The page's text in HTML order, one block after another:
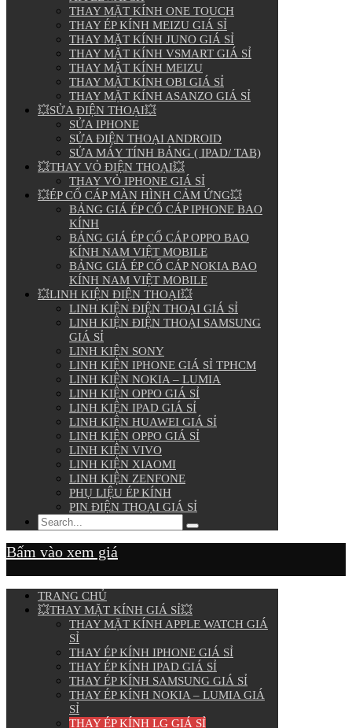
THAY MẶT KÍNH ONE TOUCH
THAY ÉP KÍNH MEIZU GIÁ SỈ
THAY MẶT KÍNH JUNO GIÁ SỈ
THAY MẶT KÍNH VSMART GIÁ SỈ
THAY MẶT KÍNH MEIZU
THAY MẶT KÍNH OBI GIÁ SỈ
THAY MẶT KÍNH ASANZO GIÁ SỈ
💥SỬA ĐIỆN THOẠI💥
SỬA IPHONE
SỬA ĐIỆN THOẠI ANDROID
SỬA MÁY TÍNH BẢNG ( IPAD/ TAB)
💥THAY VỎ ĐIỆN THOẠI💥
THAY VỎ IPHONE GIÁ SỈ
💥ÉP CỔ CÁP MÀN HÌNH CẢM ỨNG💥
BẢNG GIÁ ÉP CỔ CÁP IPHONE BAO
KÍNH
BẢNG GIÁ ÉP CỔ CÁP OPPO BAO
KÍNH NAM VIỆT MOBILE
BẢNG GIÁ ÉP CỔ CÁP NOKIA BAO
KÍNH NAM VIỆT MOBILE
💥LINH KIỆN ĐIỆN THOẠI💥
LINH KIỆN ĐIỆN THOẠI GIÁ SỈ
LINH KIỆN ĐIỆN THOẠI SAMSUNG
GIÁ SỈ
LINH KIỆN SONY
LINH KIỆN IPHONE GIÁ SỈ TPHCM
LINH KIỆN NOKIA – LUMIA
LINH KIỆN OPPO GIÁ SỈ
LINH KIỆN IPAD GIÁ SỈ
LINH KIỆN HUAWEI GIÁ SỈ
LINH KIỆN OPPO GIÁ SỈ
LINH KIỆN VIVO
LINH KIỆN XIAOMI
LINH KIỆN ZENFONE
PHỤ LIỆU ÉP KÍNH
PIN ĐIỆN THOẠI GIÁ SỈ
Bấm vào xem giá
TRANG CHỦ
💥THAY MẶT KÍNH GIÁ SỈ💥
THAY MẶT KÍNH APPLE WATCH GIÁ
SỈ
THAY ÉP KÍNH IPHONE GIÁ SỈ
THAY ÉP KÍNH IPAD GIÁ SỈ
THAY ÉP KÍNH SAMSUNG GIÁ SỈ
THAY ÉP KÍNH NOKIA – LUMIA GIÁ
SỈ
THAY ÉP KÍNH LG GIÁ SỈ